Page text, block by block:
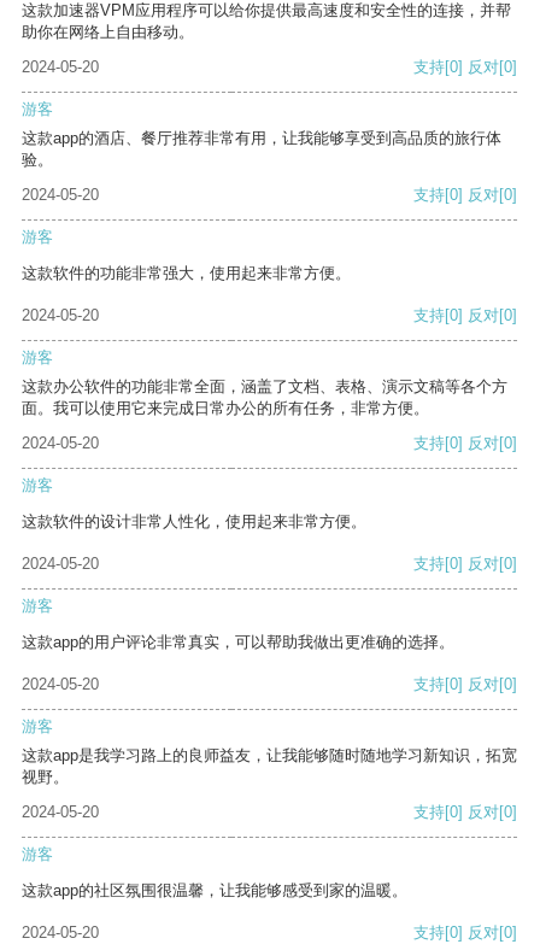
这款加速器VPM应用程序可以给你提供最高速度和安全性的连接，并帮
助你在网络上自由移动。
2024-05-20
支持[0] 反对[0]
游客
这款app的酒店、餐厅推荐非常有用，让我能够享受到高品质的旅行体
验。
2024-05-20
支持[0] 反对[0]
游客
这款软件的功能非常强大，使用起来非常方便。
2024-05-20 支持[0] 反对[0]
游客
这款办公软件的功能非常全面，涵盖了文档、表格、演示文稿等各个方
面。我可以使用它来完成日常办公的所有任务，非常方便。
2024-05-20
支持[0] 反对[0]
游客
这款软件的设计非常人性化，使用起来非常方便。
2024-05-20 支持[0] 反对[0]
游客
这款app的用户评论非常真实，可以帮助我做出更准确的选择。
2024-05-20 支持[0] 反对[0]
游客
这款app是我学习路上的良师益友，让我能够随时随地学习新知识，拓宽
视野。
2024-05-20
支持[0] 反对[0]
游客
这款app的社区氛围很温馨，让我能够感受到家的温暖。
2024-05-20 支持[0] 反对[0]